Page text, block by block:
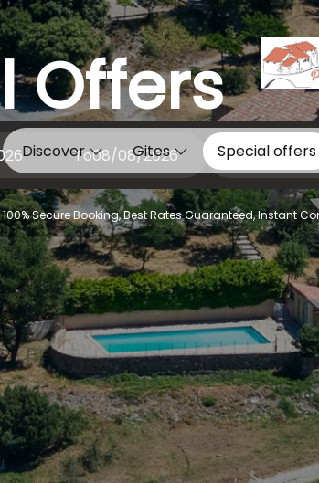
Discover Gites Special offers
Offers
To 1gîte /
100% Secure Booking, Best Rates Guaranteed, Instant